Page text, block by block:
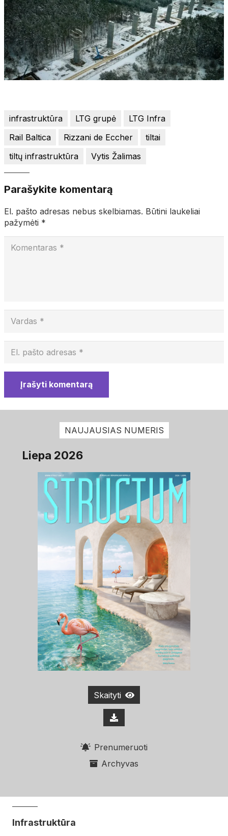
infrastruktūra LTG grupė
LTG Infra
Rail Baltica
Rizzani de Eccher
tiltai
tiltų infrastruktūra
Vytis Žalimas
Parašykite komentarą
El. pašto adresas nebus skelbiamas. Būtini laukeliai
pažymėti *
Įrašyti komentarą
NAUJAUSIAS NUMERIS
Liepa 2026
Skaityti
Prenumeruoti
Archyvas
Infrastruktūra